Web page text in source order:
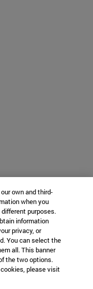
own and third-
when you
purposes.
information
privacy, or
You can select the
all. This banner
the two options.
please visit